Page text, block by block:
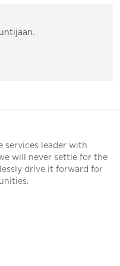
services leader with
will never settle for the
drive it forward for